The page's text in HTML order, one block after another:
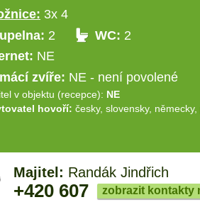
3x 4
2 WC: 2
NE
zvíře: NE - není povolené
v objektu (recepce): NE
hovoří: česky, slovensky, německy,
Majitel: Randák Jindřich
+420 607 zobrazit kontakty